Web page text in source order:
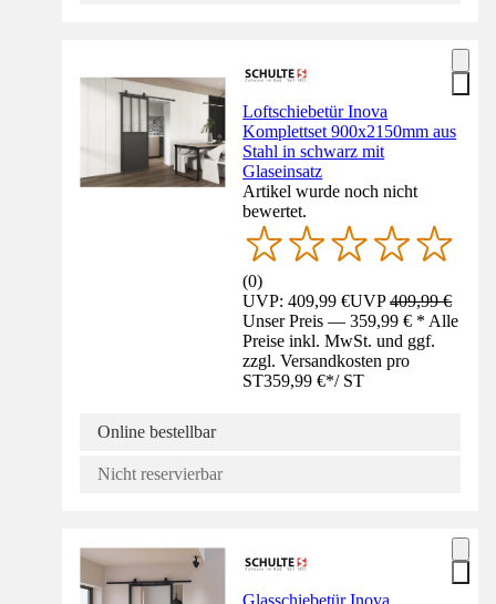
Loftschiebetür Inova
Komplettset 900x2150mm aus
Stahl in schwarz mit
Glaseinsatz
Artikel wurde noch nicht
bewertet.
(0)
UVP: 409,99 €UVP409,99 €
Unser Preis — 359,99 € * Alle
Preise inkl. MwSt. und ggf.
zzgl. Versandkosten pro
ST359,99 €*/ ST
Online bestellbar
Nicht reservierbar
Glasschiebetür Inova